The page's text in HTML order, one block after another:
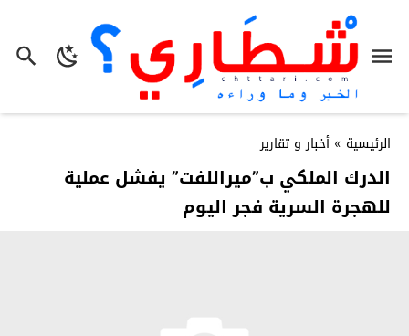
الرئيسية » أخبار و تقارير
الدرك الملكي ب”ميراللفت” يفشل عملية
للهجرة السرية فجر اليوم